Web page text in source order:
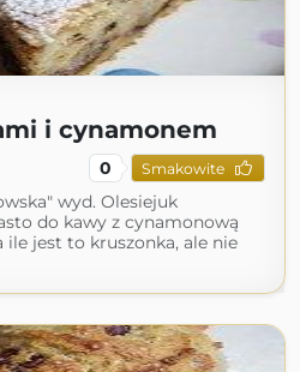
i cynamonem
0 Smakowite
wyd. Olesiejuk
do kawy z cynamonową
ile jest to kruszonka, ale nie